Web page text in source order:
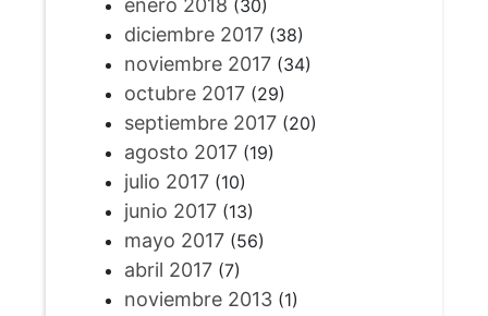
enero 2018 (30)
diciembre 2017(38)
noviembre 2017(34)
octubre 2017(29)
septiembre 2017(20)
agosto 2017(19)
julio 2017(10)
junio 2017(13)
mayo 2017(56)
abril 2017(7)
noviembre 2013(1)